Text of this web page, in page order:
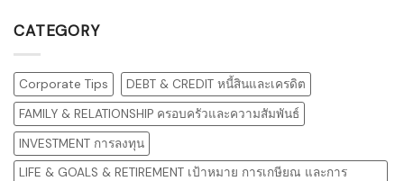
CATEGORY
Corporate Tips
DEBT & CREDIT หนี้สินและเครดิต
FAMILY & RELATIONSHIP ครอบครัวและความสัมพันธ์
INVESTMENT การลงทุน
LIFE & GOALS & RETIREMENT เป้าหมาย การเกษียณ และการ